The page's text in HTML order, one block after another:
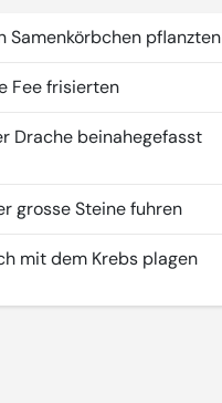
Samenkörbchen pflanzten
Fee frisierten
Drache beinahegefasst
grosse Steine fuhren
mit dem Krebs plagen